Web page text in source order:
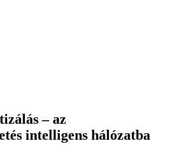
– az
intelligens hálózatba